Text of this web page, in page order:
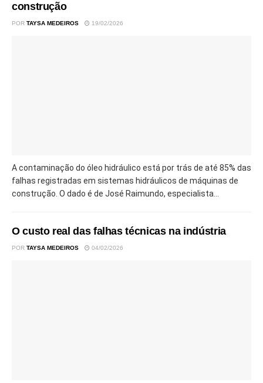
construção
POR TAYSA MEDEIROS 19/02/2026
A contaminação do óleo hidráulico está por trás de até 85% das
falhas registradas em sistemas hidráulicos de máquinas de
construção. O dado é de José Raimundo, especialista...
O custo real das falhas técnicas na indústria
POR TAYSA MEDEIROS 04/02/2026